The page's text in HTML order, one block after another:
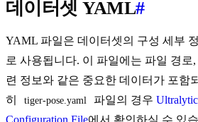
데이터셋 YAML#
YAML 파일은 데이터셋의 구성 세부
로 사용됩니다. 이 파일에는 파일 경로
련 정보와 같은 중요한 데이터가 포함
히
tiger-pose.yaml 파일의 경우
Configuration File에서 확인하실 수 있